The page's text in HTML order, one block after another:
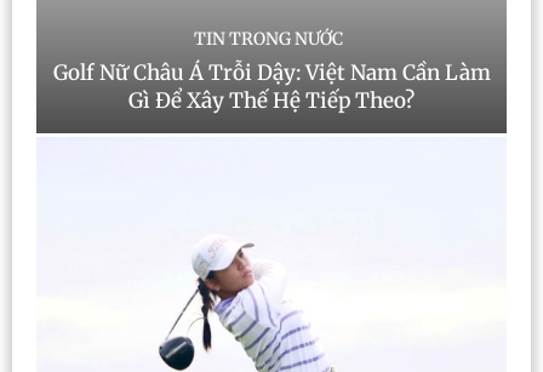
TIN TRONG NƯỚC
Golf Nữ Châu Á Trỗi Dậy: Việt Nam Cần Làm
Gì Để Xây Thế Hệ Tiếp Theo?